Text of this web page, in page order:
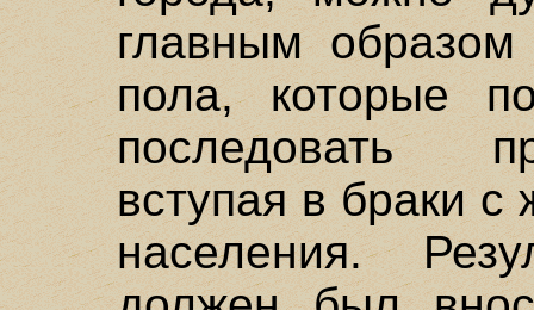
главным образом
пола, которые
последовать
вступая в браки
населения.